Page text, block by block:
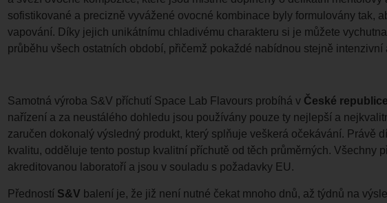
sofistikované a precizně vyvážené ovocné kombinace byly formulovány tak,
vapování. Díky jejich unikátnímu chladivému charakteru si je můžete
průběhu všech ostatních období, přičemž pokaždé nabídnou stejně
Samotná výroba S&V příchutí Space Lab Flavours probíhá v České republice
nařízení a za neustálého dohledu jsou používány pouze ty nejlepší a
zaručen dokonalý výsledný produkt, který splňuje veškerá očekávání. Právě
kvalitu, odděluje tento postup kvalitní příchutě od těch průměrných. Všechny
akreditovanou laboratoří a jsou v souladu s požadavky EU.
Předností S&V balení je, že již není nutné čekat mnoho dnů, až týdnů na